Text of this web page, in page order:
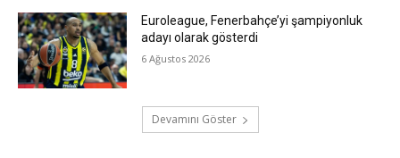
Euroleague, Fenerbahçe’yi şampiyonluk
adayı olarak gösterdi
6 Ağustos 2026
Devamını Göster